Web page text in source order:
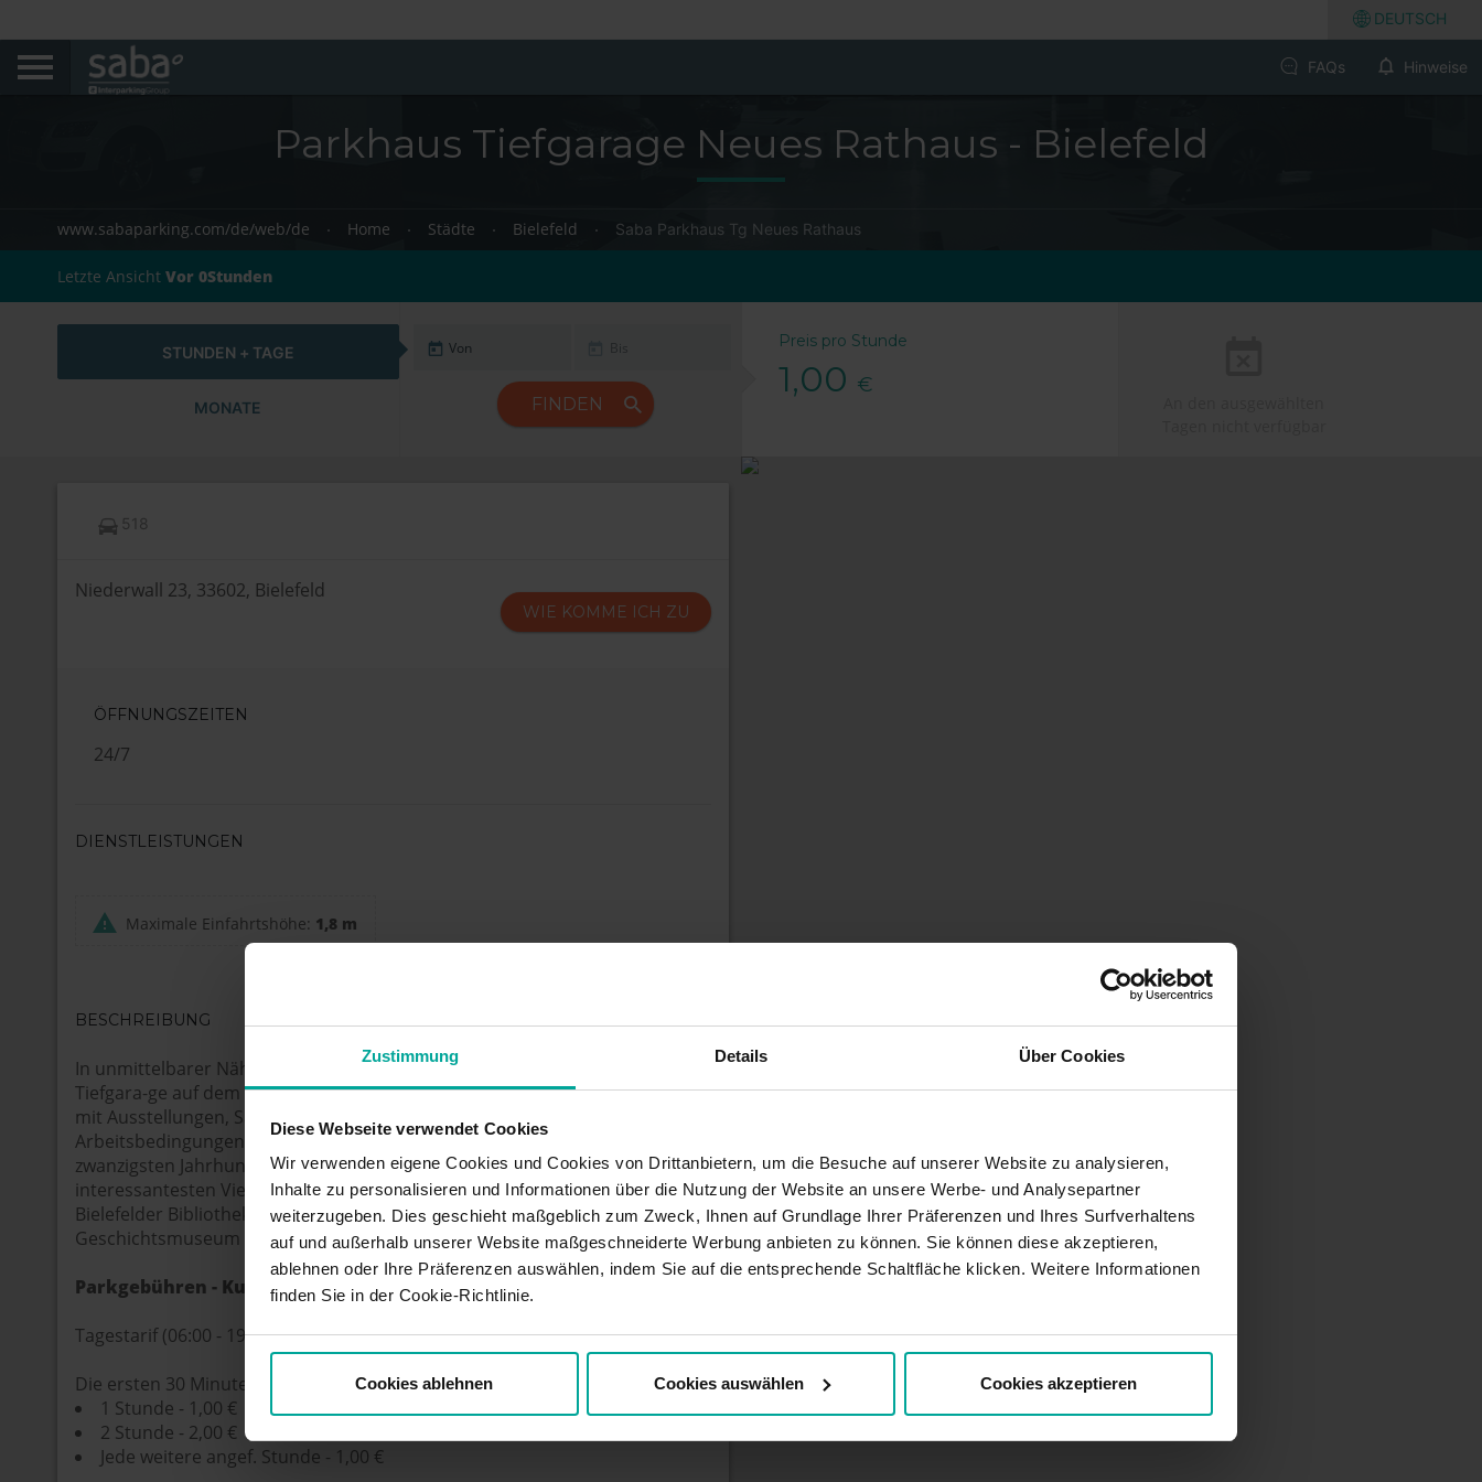
Zustimmung Details Über Cookies
Diese Webseite verwendet Cookies
Wir verwenden eigene Cookies und Cookies von Drittanbietern, um die Besuche auf unserer Website zu analysieren,
Inhalte zu personalisieren und Informationen über die Nutzung der Website an unsere Werbe- und Analysepartner
weiterzugeben. Dies geschieht maßgeblich zum Zweck, Ihnen auf Grundlage Ihrer Präferenzen und Ihres Surfverhaltens
auf und außerhalb unserer Website maßgeschneiderte Werbung anbieten zu können. Sie können diese akzeptieren,
ablehnen oder Ihre Präferenzen auswählen, indem Sie auf die entsprechende Schaltfläche klicken. Weitere Informationen
finden Sie in der Cookie-Richtlinie.
Cookies ablehnen Cookies auswählen Cookies akzeptieren
DEUTSCH
FAQs Hinweise
Parkhaus Tiefgarage Neues Rathaus - Bielefeld
www.sabaparking.com/de/web/de Home Städte Bielefeld Saba Parkhaus Tg Neues Rathaus
Letzte Ansicht Vor 0Stunden
STUNDEN + TAGE
MONATE FINDEN
Preis pro Stunde
1,00 €
518
Niederwall 23, 33602, Bielefeld
WIE KOMME ICH ZU
ÖFFNUNGSZEITEN
24/7
DIENSTLEISTUNGEN
Maximale Einfahrtshöhe: 1,8 m
BESCHREIBUNG
In unmittelbarer Nähe des Museums Wäschefabrik befindet sich dieser
Tiefgara-ge auf dem Sie Ihr Auto abstellen und unter anderem die alte Fabrik
mit Ausstellungen, Sammlungen und Artefakten besichtigen können, die die
Arbeitsbedingungen zeigen, die für Textilarbeiter in der Mitte des
zwanzigsten Jahrhunderts vorherrschten. Dies ist eines der
interessantesten Viertel der Stadt: In der Nähe befinden sich auch die
Bielefelder Bibliothek, der Alte Markt, das Deutsche Fächer
Geschichtsmuseum und der Ravensberger Park.
Parkgebühren - Kurzzeitparker
Tagestarif (06:00 - 19:00)
Die ersten 30 Minuten sind kostenfrei.
1 Stunde - 1,00 €
2 Stunde - 2,00 €
Jede weitere angef. Stunde - 1,00 €